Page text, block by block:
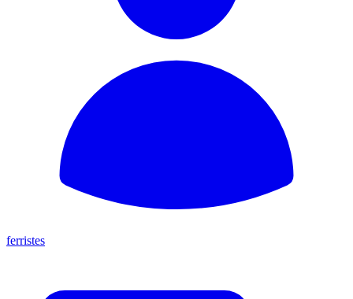
ferristes